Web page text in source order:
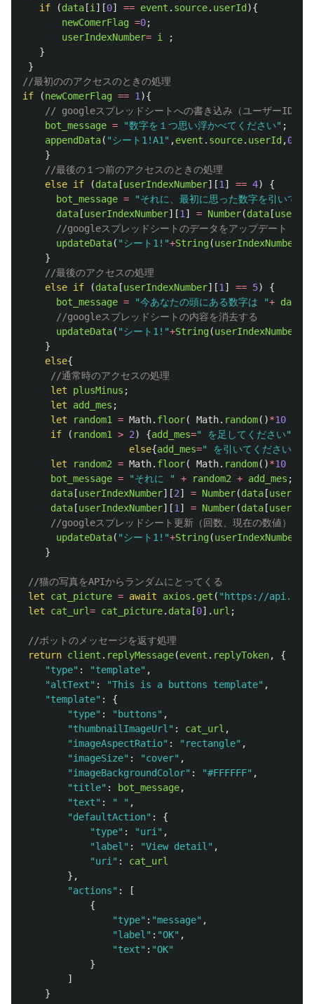
if
(data [i ][0] == event . source. userId ){
newComerFlag =0;
userIndexNumber= i
;
}
}
//最初ののアクセスのときの処理
if
(newComerFlag == 1 ){
// googleスプレッドシートへの書き込み（ユーザーID、回
bot_message = "数字を１つ思い浮かべてください" ;
appendData( "シート1!A1 " ,event . source. userId ,0
}
//最後の１つ前のアクセスのときの処理
else if (data [userIndexNumber][1 ] == 4)
{
bot_message = "それに、最初に思った数字を引いてく
data [userIndexNumber][1 ] = Number(data [
//googleスプレッドシートのデータをアップデート
updateData( "シート1! "+String(userIndexNumber
}
//最後のアクセスの処理
else if (data [userIndexNumber][1 ] == 5)
{
bot_message = "今あなたの頭にある数字は "+ data
//googleスプレッドシートの内容を消去する
updateData( "シート1! "+String(userIndexNumber
}
else{
//通常時のアクセスの処理
let
plusMinus ;
let
add_mes ;
let
random1 = Math. floor( Math. random()*10
if
( random1 > 2) {add_mes=" を足してください"
else{add_mes=" を引いてください
let
random2 = Math. floor( Math. random()*10
bot_message = "それに " + random2 + add_mes ;
data [userIndexNumber][2] = Number(data [
data [userIndexNumber][1 ] = Number(data [
//googleスプレッドシート更新（回数、現在の数値）
updateData( "シート1! "+String(userIndexNumber
}
//猫の写真をAPIからランダムにとってくる
let
cat_picture = await axios . get ( " https://
let
cat_url= cat_picture. data [0]. url ;
//ボットのメッセージを返す処理
return client . replyMessage(event . replyToken,
{
"type" : "template" ,
"altText" : "This is a buttons template" ,
"template" :
{
"type" : " buttons" ,
"thumbnailImageUrl " : cat_url ,
"imageAspectRatio" : " rectangle" ,
"imageSize" : "cover" ,
"imageBackgroundColor" : "#FFFFFF" ,
"title" : bot_message,
"text" : " " ,
"defaultAction" :
{
"type" : "uri " ,
"label " : "View detail " ,
"uri " :
cat_url
},
"actions" :
[
{
"type" : "message" ,
"label " : "OK" ,
"text" : "OK"
}
]
}